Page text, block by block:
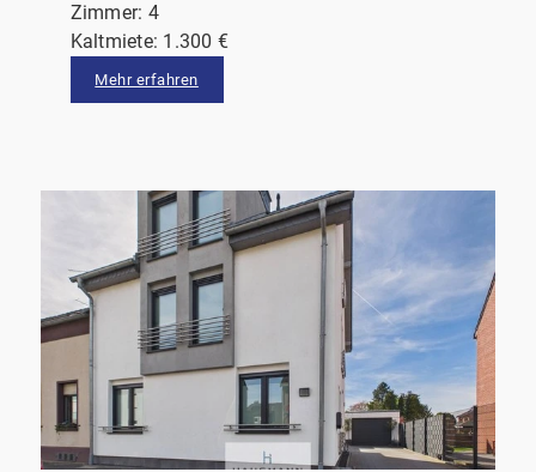
Zimmer: 4
Kaltmiete: 1.300 €
Mehr erfahren